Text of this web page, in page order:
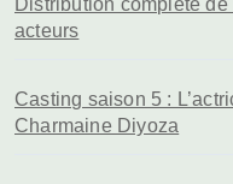
Distribution complète
acteurs
Casting saison 5 :
Charmaine Diyoza